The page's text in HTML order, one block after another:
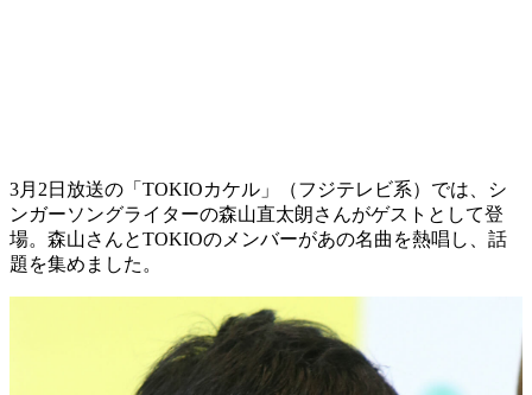
3月2日放送の「TOKIOカケル」（フジテレビ系）では、シ
ンガーソングライターの森山直太朗さんがゲストとして登
場。森山さんとTOKIOのメンバーがあの名曲を熱唱し、話
題を集めました。